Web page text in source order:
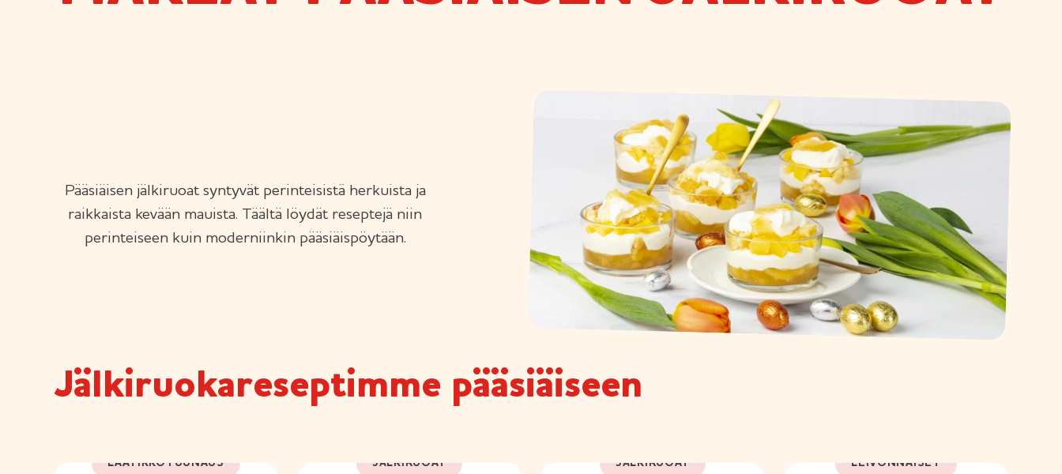
Pääsiäisen jälkiruoat syntyvät perinteisistä herkuista ja
raikkaista kevään mauista. Täältä löydät reseptejä niin
perinteiseen kuin moderniinkin pääsiäispöytään.
Jälkiruokareseptimme pääsiäiseen
LAATIKKOTUUNAUS JÄLKIRUOAT JÄLKIRUOAT LEIVONNAISET